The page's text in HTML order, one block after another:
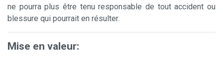
ne pourra plus être tenu responsable de tout accident ou
blessure qui pourrait en résulter.
Mise en valeur: